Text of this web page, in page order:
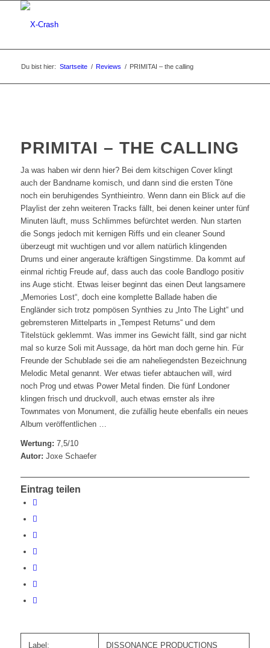
Du bist hier: Startseite / Reviews / PRIMITAI – the calling
PRIMITAI – THE CALLING
Ja was haben wir denn hier? Bei dem kitschigen Cover klingt
auch der Bandname komisch, und dann sind die ersten Töne
noch ein beruhigendes Synthieintro. Wenn dann ein Blick auf die
Playlist der zehn weiteren Tracks fällt, bei denen keiner unter fünf
Minuten läuft, muss Schlimmes befürchtet werden. Nun starten
die Songs jedoch mit kernigen Riffs und ein cleaner Sound
überzeugt mit wuchtigen und vor allem natürlich klingenden
Drums und einer angeraute kräftigen Singstimme. Da kommt auf
einmal richtig Freude auf, dass auch das coole Bandlogo positiv
ins Auge sticht. Etwas leiser beginnt das einen Deut langsamere
„Memories Lost“, doch eine komplette Ballade haben die
Engländer sich trotz pompösen Synthies zu „Into The Light“ und
gebremsteren Mittelparts in „Tempest Returns“ und dem
Titelstück geklemmt. Was immer ins Gewicht fällt, sind gar nicht
mal so kurze Soli mit Aussage, da hört man doch gerne hin. Für
Freunde der Schublade sei die am naheliegendsten Bezeichnung
Melodic Metal genannt. Wer etwas tiefer abtauchen will, wird
noch Prog und etwas Power Metal finden. Die fünf Londoner
klingen frisch und druckvoll, auch etwas ernster als ihre
Townmates von Monument, die zufällig heute ebenfalls ein neues
Album veröffentlichen …
Wertung: 7,5/10
Autor: Joxe Schaefer
Eintrag teilen
Label: DISSONANCE PRODUCTIONS